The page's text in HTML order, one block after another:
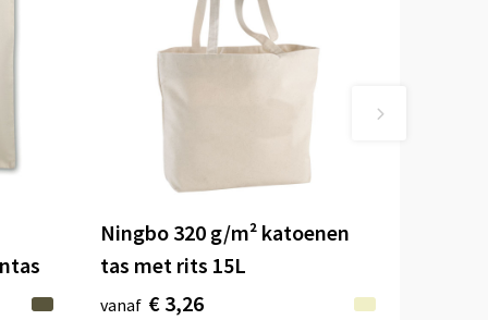
Ningbo 320 g/m² katoenen
tas met rits 15L
vanaf € 3,26